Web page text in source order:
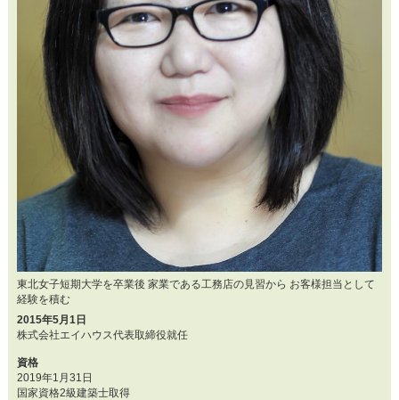
東北女子短期大学を卒業後 家業である工務店の見習から お客様担当として
経験を積む
2015年5月1日
株式会社エイハウス代表取締役就任
資格
2019年1月31日
国家資格2級建築士取得